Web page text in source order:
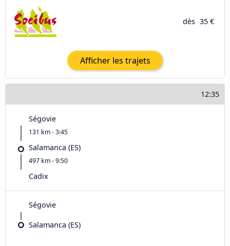
dès 35 €
Afficher les trajets
12:35
Ségovie
131 km - 3:45
Salamanca (ES)
497 km - 9:50
Cadix
Ségovie
Salamanca (ES)